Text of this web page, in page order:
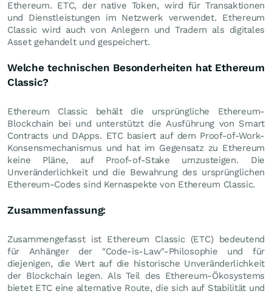
Ethereum. ETC, der native Token, wird für Transaktionen
und Dienstleistungen im Netzwerk verwendet. Ethereum
Classic wird auch von Anlegern und Tradern als digitales
Asset gehandelt und gespeichert.
Welche technischen Besonderheiten hat Ethereum
Classic?
Ethereum Classic behält die ursprüngliche Ethereum-
Blockchain bei und unterstützt die Ausführung von Smart
Contracts und DApps. ETC basiert auf dem Proof-of-Work-
Konsensmechanismus und hat im Gegensatz zu Ethereum
keine Pläne, auf Proof-of-Stake umzusteigen. Die
Unveränderlichkeit und die Bewahrung des ursprünglichen
Ethereum-Codes sind Kernaspekte von Ethereum Classic.
Zusammenfassung:
Zusammengefasst ist Ethereum Classic (ETC) bedeutend
für Anhänger der "Code-is-Law"-Philosophie und für
diejenigen, die Wert auf die historische Unveränderlichkeit
der Blockchain legen. Als Teil des Ethereum-Ökosystems
bietet ETC eine alternative Route, die sich auf Stabilität und